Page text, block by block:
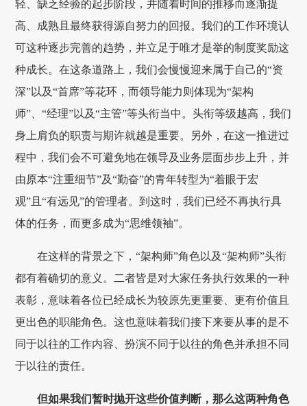
轻、缺乏经验的起步阶段，并随着时间的推移而逐渐提
高、成熟且最终获得源自努力的回报。我们的工作环境认
可这种逐步完善的趋势，并立足于唯才是举的制度奖励这
种成长。在这条道路上，我们会慢慢迎来属于自己的“资
深”以及“首席”等花环，而领导能力则体现为“架构
师”、“经理”以及“主管”等头衔当中。头衔等级越高，我们
身上肩负的职责与期许就越是重要。另外，在这一推进过
程中，我们会不可避免地在领导及业务层面步步上升，并
由原本“注重细节”及“勤奋”的青年转型为“着眼于宏
观”且“有远见”的管理者。到这时，我们已经不再执行具
体的任务，而更多成为“思维领袖”。
在这样的背景之下，“架构师”角色以及“架构师”头衔
都有着确切的意义。二者皆是对大家任务执行效果的一种
表彰，意味着各位已经成长为较原先更重要、更有价值且
更出色的职能角色。这也意味着我们接下来要从事的是不
同于以往的工作内容、扮演不同于以往的角色并承担不同
于以往的责任。
但如果我们暂时抛开这些价值判断，那么这两种角色